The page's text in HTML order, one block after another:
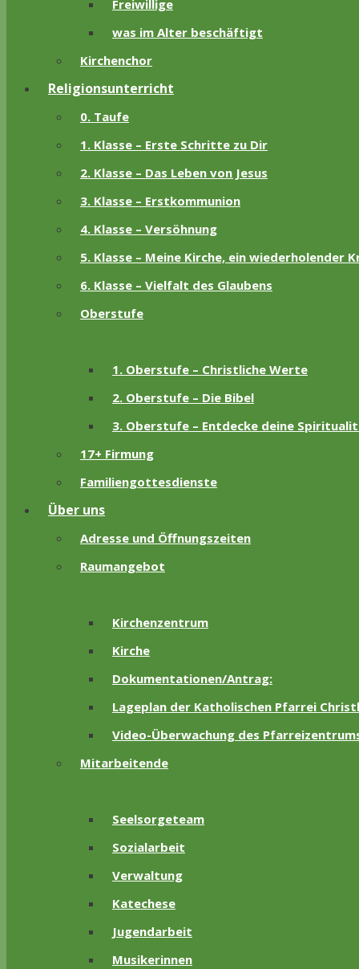
Freiwillige
was im Alter beschäftigt
Kirchenchor
Religionsunterricht
0. Taufe
1. Klasse – Erste Schritte zu Dir
2. Klasse – Das Leben von Jesus
3. Klasse – Erstkommunion
4. Klasse – Versöhnung
5. Klasse – Meine Kirche, ein wiederholender
6. Klasse – Vielfalt des Glaubens
Oberstufe
1. Oberstufe – Christliche Werte
2. Oberstufe – Die Bibel
3. Oberstufe – Entdecke deine
17+ Firmung
Familiengottesdienste
Über uns
Adresse und Öffnungszeiten
Raumangebot
Kirchenzentrum
Kirche
Dokumentationen/Antrag:
Lageplan der Katholischen Pfarrei
Video-Überwachung des
Mitarbeitende
Seelsorgeteam
Sozialarbeit
Verwaltung
Katechese
Jugendarbeit
Musikerinnen